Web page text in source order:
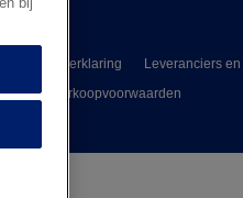
Privacyverklaring Leveranciers
verkoopvoorwaarden